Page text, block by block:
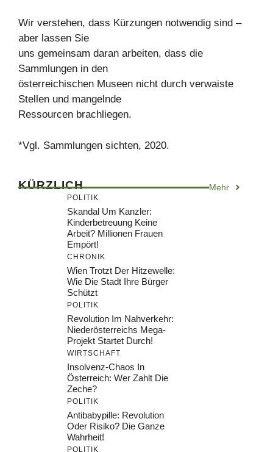
Wir verstehen, dass Kürzungen notwendig sind –
aber lassen Sie
uns gemeinsam daran arbeiten, dass die
Sammlungen in den
österreichischen Museen nicht durch verwaiste
Stellen und mangelnde
Ressourcen brachliegen.
*Vgl. Sammlungen sichten, 2020.
KÜRZLICH Mehr
POLITIK
Skandal Um Kanzler:
Kinderbetreuung Keine
Arbeit? Millionen Frauen
Empört!
CHRONIK
Wien Trotzt Der Hitzewelle:
Wie Die Stadt Ihre Bürger
Schützt
POLITIK
Revolution Im Nahverkehr:
Niederösterreichs Mega-
Projekt Startet Durch!
WIRTSCHAFT
Insolvenz-Chaos In
Österreich: Wer Zahlt Die
Zeche?
POLITIK
Antibabypille: Revolution
Oder Risiko? Die Ganze
Wahrheit!
POLITIK